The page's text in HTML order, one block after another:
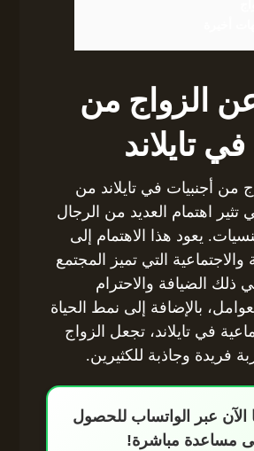
الزواج من
تايلاند
من أجنبيات في تايلاند من
تثير اهتمام العديد من الرجال
يعود هذا الاهتمام إلى
والاجتماعية التي تميز المجتمع
في ذلك الضيافة والاحترام
بالإضافة إلى نمط الحياة
في تايلاند، تجعل الزواج
فريدة وجاذبة للكثيرين.
الآن عبر الواتساب للحصول
مساعدة مباشرة!